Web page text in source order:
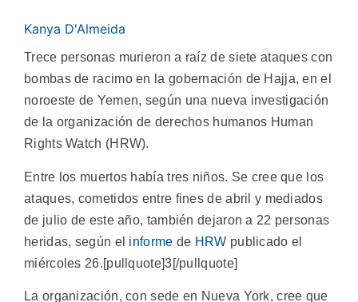
Kanya D'Almeida
Trece personas murieron a raíz de siete ataques con
bombas de racimo en la gobernación de Hajja, en el
noroeste de Yemen, según una nueva investigación
de la organización de derechos humanos Human
Rights Watch (HRW).
Entre los muertos había tres niños. Se cree que los
ataques, cometidos entre fines de abril y mediados
de julio de este año, también dejaron a 22 personas
heridas, según el informe de HRW publicado el
miércoles 26.[pullquote]3[/pullquote]
La organización, con sede en Nueva York, cree que